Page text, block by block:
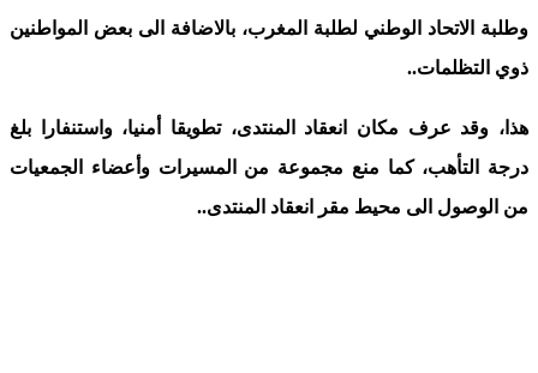
وطلبة الاتحاد الوطني لطلبة المغرب، بالاضافة الى بعض المواطنين
ذوي التظلمات..
هذا، وقد عرف مكان انعقاد المنتدى، تطويقا أمنيا، واستنفارا بلغ
درجة التأهب، كما منع مجموعة من المسيرات وأعضاء الجمعيات
من الوصول الى محيط مقر انعقاد المنتدى..